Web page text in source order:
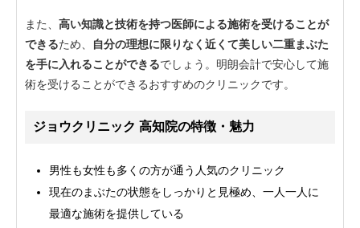
また、 高い知識と技術を持つ医師による施術を受けることが
できるため、
自分の理想に限りなく近くて美しい二重まぶた
を手に入れることができるでしょう。明朗会計で安心して施
術を受けることができるおすすめのクリニックです。
ジョウクリニック 高知院の特徴・魅力
男性も女性も多くの方が通う人気のクリニック
現在のまぶたの状態をしっかりと見極め、一人一人に
最適な施術を提供している